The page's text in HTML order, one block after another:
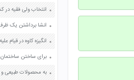
انگیزه کاوه در قیام علیه